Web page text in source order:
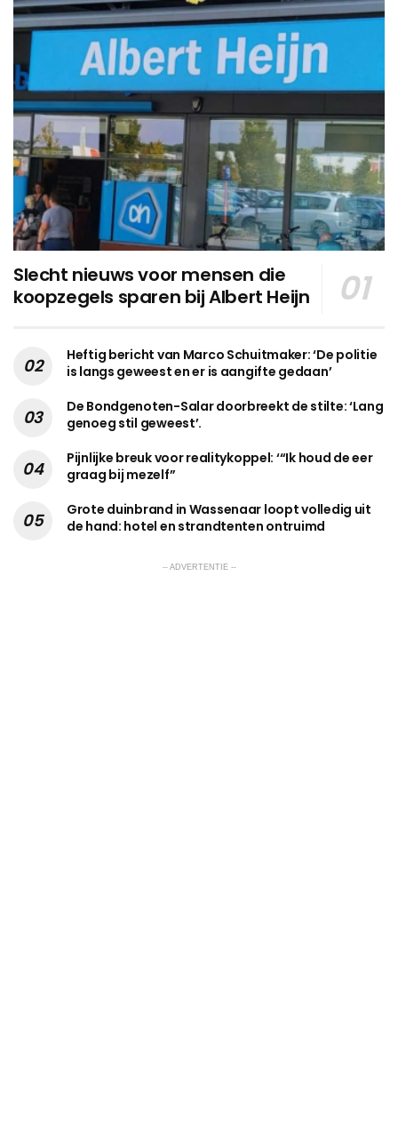
Slecht nieuws voor mensen die
koopzegels sparen bij Albert Heijn
Heftig bericht van Marco Schuitmaker: ‘De politie
is langs geweest en er is aangifte gedaan’
De Bondgenoten-Salar doorbreekt de stilte: ‘Lang
genoeg stil geweest’.
Pijnlijke breuk voor realitykoppel: ‘“Ik houd de eer
graag bij mezelf”
Grote duinbrand in Wassenaar loopt volledig uit
de hand: hotel en strandtenten ontruimd
-- ADVERTENTIE --